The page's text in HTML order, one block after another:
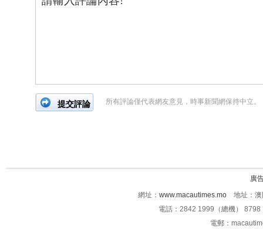
所有評論僅代表網友意見，時事新聞網保持中立。
廣
網址： www.macautimes.mo 地址：澳
電話：2842 1999（總機）
電郵：